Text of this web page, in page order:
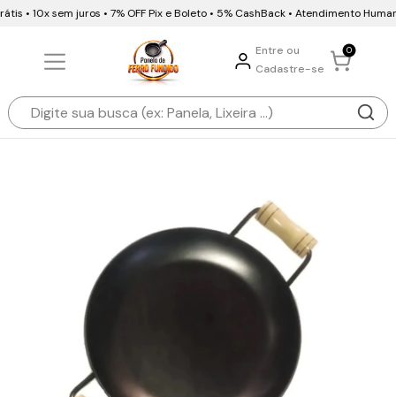
• 10x sem juros • 7% OFF Pix e Boleto • 5% CashBack • Atendimento
Entre ou
Cadastre-se
0